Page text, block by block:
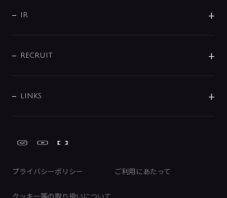
プライバシーポリシー ご利用にあたって
配管システム
バス・空調周辺用品
トイレ周辺用品
じぶんシャワーが見つかる
会社概要
事業所案内
よくあるご質問
データダウンロード
みらいエコ住宅2026事業
IR
IRニュース
IRライブラリ
電子公告
RECRUIT
募集要項
LINKS